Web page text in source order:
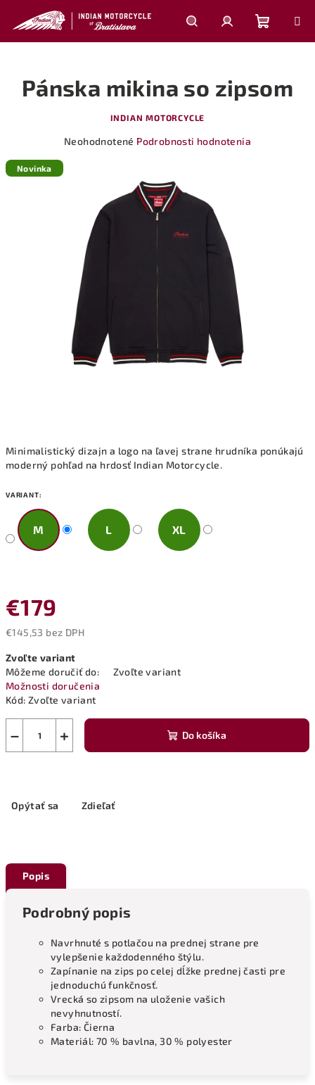
obsah
HľadaťPrihlásenie
košík
Minimalistický dizajn a logo na ľavej strane hrudníka ponúkajú
moderný pohľad na hrdosť Indian Motorcycle.
VARIANT:
M L XL
€179
€145,53 bez DPH
cena:
Zvoľte variant
Môžeme doručiť do:
Zvoľte variant
Možnosti doručenia
Kód: Zvoľte variant
+
− Do košíka
Opýtať sa Zdieľať
Pánska mikina so zipsom
INDIAN MOTORCYCLE
Priemerné
produktu
hviezdičiek.
Neohodnotené Podrobnosti hodnotenia
Novinka
Popis
Podrobný popis
Navrhnuté s potlačou na prednej strane pre
vylepšenie každodenného štýlu.
Zapínanie na zips po celej dĺžke prednej časti pre
jednoduchú funkčnosť.
Vrecká so zipsom na uloženie vašich
nevyhnutností.
Farba: Čierna
Materiál: 70 % bavlna, 30 % polyester